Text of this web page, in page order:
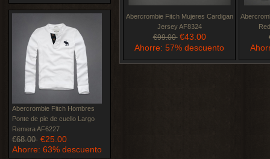
Abercrombie Fitch Hombres
Ponte de pie de cuello Largo
Remera AF6227
€68.00 €25.00
Ahorre: 63% descuento
Abercrombie Fitch Mujeres Cardigan
Jersey AF8324
€99.00 €43.00
Ahorre: 57% descuento